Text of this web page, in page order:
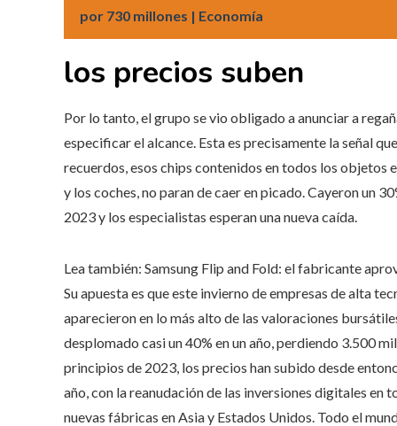
por 730 millones | Economía
los precios suben
Por lo tanto, el grupo se vio obligado a anunciar a
especificar el alcance. Esta es precisamente la señal
recuerdos, esos chips contenidos en todos los objetos
y los coches, no paran de caer en picado. Cayeron un
2023 y los especialistas esperan una nueva caída.
Lea también: Samsung Flip and Fold: el fabricante
Su apuesta es que este invierno de empresas de alta
aparecieron en lo más alto de las valoraciones
desplomado casi un 40% en un año, perdiendo 3.500
principios de 2023, los precios han subido desde
año, con la reanudación de las inversiones digitales en
nuevas fábricas en Asia y Estados Unidos. Todo el